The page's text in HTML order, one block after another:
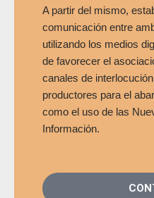
A partir del mismo,
comunicación entre
utilizando los medios
de favorecer el
canales de
productores para el
como el uso de las
Información.